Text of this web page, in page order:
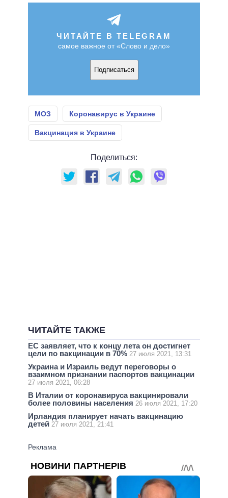
ЧИТАЙТЕ В TELEGRAM
самое важное от «Слово и дело»
Подписаться
МОЗ Коронавирус в Украине
Вакцинация в Украине
Поделиться:
ЧИТАЙТЕ ТАКЖЕ
ЕС заявляет, что к концу лета он достигнет
цели по вакцинации в 70% 27 июля 2021, 13:31
Украина и Израиль ведут переговоры о
взаимном признании паспортов вакцинации
27 июля 2021, 06:28
В Италии от коронавируса вакцинировали
более половины населения 26 июля 2021, 17:20
Ирландия планирует начать вакцинацию
детей 27 июля 2021, 21:41